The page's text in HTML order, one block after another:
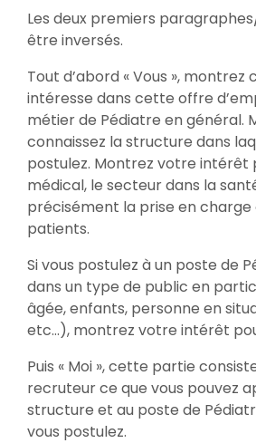
Les deux premiers
être inversés.
Tout d’abord « Vous », montrez
intéresse dans cette offre
métier de Pédiatre en général.
connaissez la structure dans
postulez. Montrez votre intérêt
médical, le secteur dans la
précisément la prise en charge
patients.
Si vous postulez à un poste de
dans un type de public en
âgée, enfants, personne en
etc…), montrez votre intérêt
Puis « Moi », cette partie
recruteur ce que vous pouvez
structure et au poste de
vous postulez.